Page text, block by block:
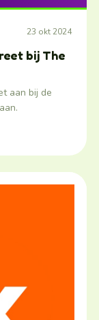
23 okt 2024
bij The
aan bij de